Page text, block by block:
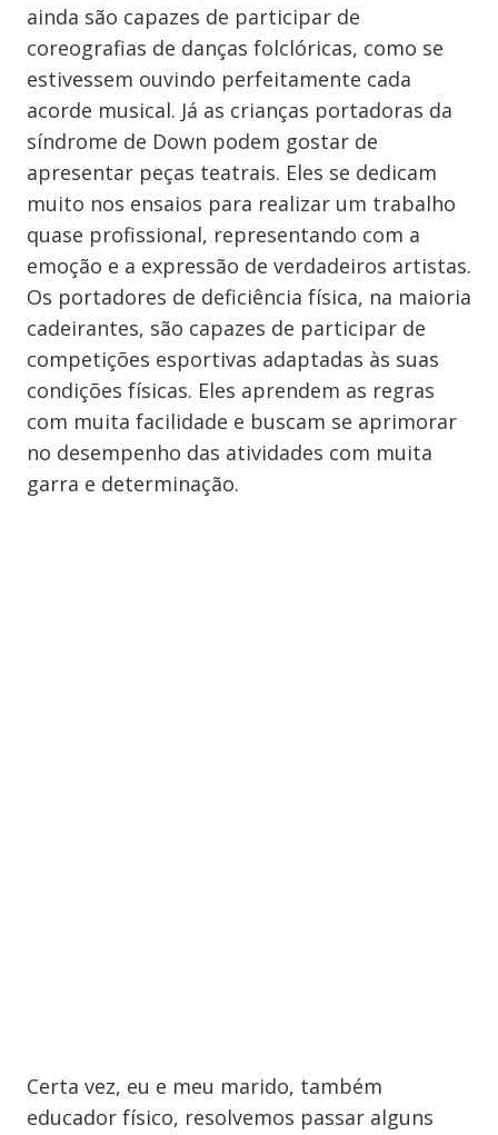
ainda são capazes de participar de
coreografias de danças folclóricas, como se
estivessem ouvindo perfeitamente cada
acorde musical. Já as crianças portadoras da
síndrome de Down podem gostar de
apresentar peças teatrais. Eles se dedicam
muito nos ensaios para realizar um trabalho
quase profissional, representando com a
emoção e a expressão de verdadeiros artistas.
Os portadores de deficiência física, na maioria
cadeirantes, são capazes de participar de
competições esportivas adaptadas às suas
condições físicas. Eles aprendem as regras
com muita facilidade e buscam se aprimorar
no desempenho das atividades com muita
garra e determinação.
Certa vez, eu e meu marido, também
educador físico, resolvemos passar alguns